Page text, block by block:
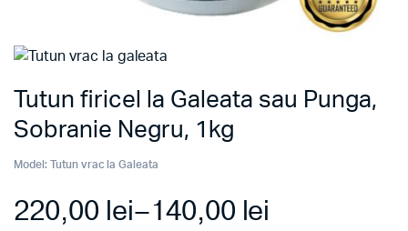
Tutun firicel la Galeata sau Punga,
Sobranie Negru, 1kg
Model: Tutun vrac la Galeata
140,00 lei
–
220,00 lei